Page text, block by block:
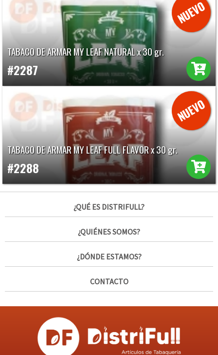
TABACO DE ARMAR MY LEAF NATURAL x 30 gr.
#2287
TABACO DE ARMAR MY LEAF FULL FLAVOR x 30 gr.
#2288
¿QUÉ ES DISTRIFULL?
¿QUIÉNES SOMOS?
¿DÓNDE ESTAMOS?
CONTACTO